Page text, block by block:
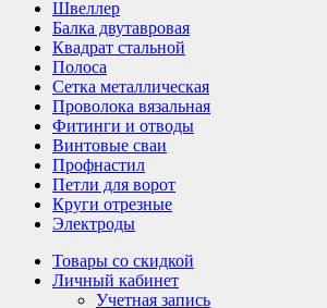
Швеллер
Балка двутавровая
Квадрат стальной
Полоса
Сетка металлическая
Проволока вязальная
Фитинги и отводы
Винтовые сваи
Профнастил
Петли для ворот
Круги отрезные
Электроды
Товары со скидкой
Личный кабинет
Учетная запись